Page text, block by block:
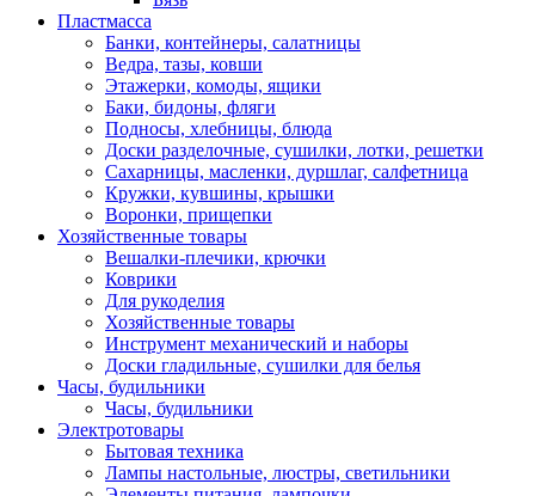
Пластмасса
Банки, контейнеры, салатницы
Ведра, тазы, ковши
Этажерки, комоды, ящики
Баки, бидоны, фляги
Подносы, хлебницы, блюда
Доски разделочные, сушилки, лотки, решетки
Сахарницы, масленки, дуршлаг, салфетница
Кружки, кувшины, крышки
Воронки, прищепки
Хозяйственные товары
Вешалки-плечики, крючки
Коврики
Для рукоделия
Хозяйственные товары
Инструмент механический и наборы
Доски гладильные, сушилки для белья
Часы, будильники
Часы, будильники
Электротовары
Бытовая техника
Лампы настольные, люстры, светильники